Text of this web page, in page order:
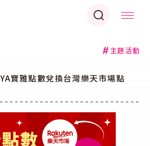
#主題活動
寶雅點數兌換台灣樂天市場點